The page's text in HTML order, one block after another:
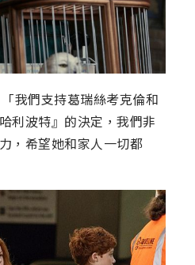
我們支持葛瑞絲考克倫和
利波特』的決定，我們非
，希望她和家人一切都